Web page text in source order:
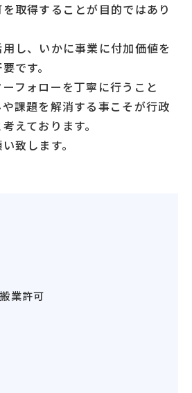
取得することが目的ではあり
し、いかに事業に付加価値を
です。
フォローを丁寧に行うこと
課題を解消する事こそが行政
えております。
致します。
業許可